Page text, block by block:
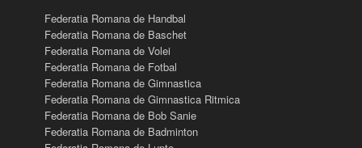
Federatia Romana de Handbal
Federatia Romana de Baschet
Federatia Romana de Volei
Federatia Romana de Fotbal
Federatia Romana de Gimnastica
Federatia Romana de Gimnastica Ritmica
Federatia Romana de Bob Sanie
Federatia Romana de Badminton